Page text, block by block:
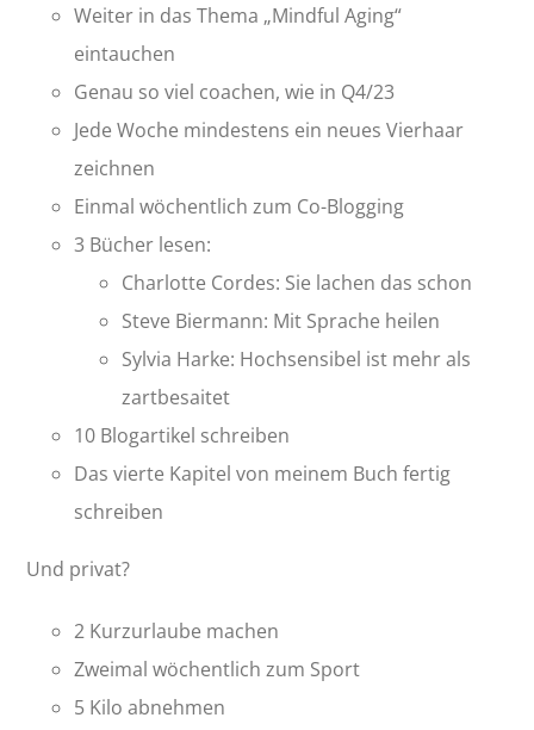
Weiter in das Thema „Mindful Aging“
eintauchen
Genau so viel coachen, wie in Q4/23
Jede Woche mindestens ein neues Vierhaar
zeichnen
Einmal wöchentlich zum Co-Blogging
3 Bücher lesen:
Charlotte Cordes: Sie lachen das schon
Steve Biermann: Mit Sprache heilen
Sylvia Harke: Hochsensibel ist mehr als
zartbesaitet
10 Blogartikel schreiben
Das vierte Kapitel von meinem Buch fertig
schreiben
Und privat?
2 Kurzurlaube machen
Zweimal wöchentlich zum Sport
5 Kilo abnehmen